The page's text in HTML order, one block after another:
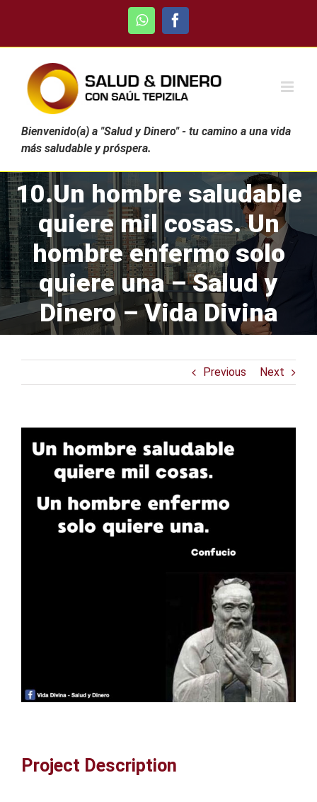
WhatsAppFacebook
Bienvenido(a) a "Salud y Dinero" - tu camino a una vida
más saludable y próspera.
10.Un hombre saludable
quiere mil cosas. Un
hombre enfermo solo
quiere una – Salud y
Dinero – Vida Divina
Previous Next
Project Description